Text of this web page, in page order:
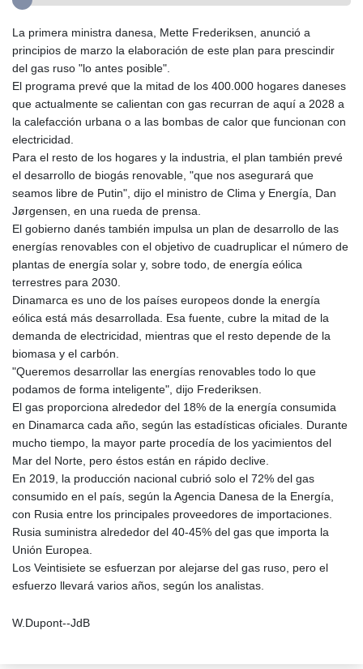
La primera ministra danesa, Mette Frederiksen, anunció a
principios de marzo la elaboración de este plan para prescindir
del gas ruso "lo antes posible".
El programa prevé que la mitad de los 400.000 hogares daneses
que actualmente se calientan con gas recurran de aquí a 2028 a
la calefacción urbana o a las bombas de calor que funcionan con
electricidad.
Para el resto de los hogares y la industria, el plan también prevé
el desarrollo de biogás renovable, "que nos asegurará que
seamos libre de Putin", dijo el ministro de Clima y Energía, Dan
Jørgensen, en una rueda de prensa.
El gobierno danés también impulsa un plan de desarrollo de las
energías renovables con el objetivo de cuadruplicar el número de
plantas de energía solar y, sobre todo, de energía eólica
terrestres para 2030.
Dinamarca es uno de los países europeos donde la energía
eólica está más desarrollada. Esa fuente, cubre la mitad de la
demanda de electricidad, mientras que el resto depende de la
biomasa y el carbón.
"Queremos desarrollar las energías renovables todo lo que
podamos de forma inteligente", dijo Frederiksen.
El gas proporciona alrededor del 18% de la energía consumida
en Dinamarca cada año, según las estadísticas oficiales. Durante
mucho tiempo, la mayor parte procedía de los yacimientos del
Mar del Norte, pero éstos están en rápido declive.
En 2019, la producción nacional cubrió solo el 72% del gas
consumido en el país, según la Agencia Danesa de la Energía,
con Rusia entre los principales proveedores de importaciones.
Rusia suministra alrededor del 40-45% del gas que importa la
Unión Europea.
Los Veintisiete se esfuerzan por alejarse del gas ruso, pero el
esfuerzo llevará varios años, según los analistas.
W.Dupont--JdB